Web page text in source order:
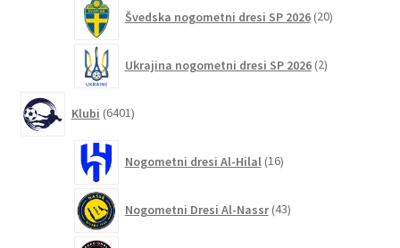
Švedska nogometni dresi SP 2026 20izdelkov
Ukrajina nogometni dresi SP 2026 2izdelka
Klubi 6401izdelek
Nogometni dresi Al-Hilal 16izdelkov
Nogometni Dresi Al-Nassr 43izdelkov